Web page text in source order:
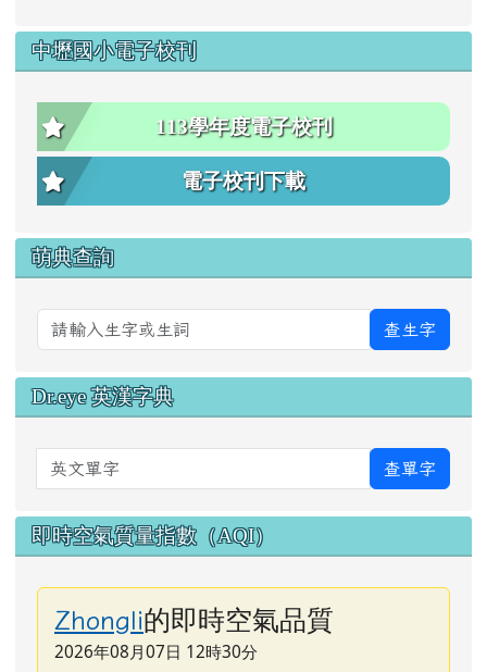
中壢國小電子校刊
113學年度電子校刊
電子校刊下載
萌典查詢
查生字
Dr.eye 英漢字典
英文單字 查單字
即時空氣質量指數（AQI）
Zhongli的即時空氣品質
2026年08月07日 12時30分